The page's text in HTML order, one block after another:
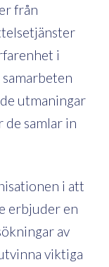
från
i
utmaningar
samlar in
i att
erbjuder en
av
viktiga